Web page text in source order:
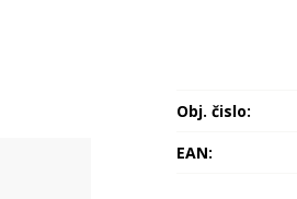
Obj. čislo:
EAN: